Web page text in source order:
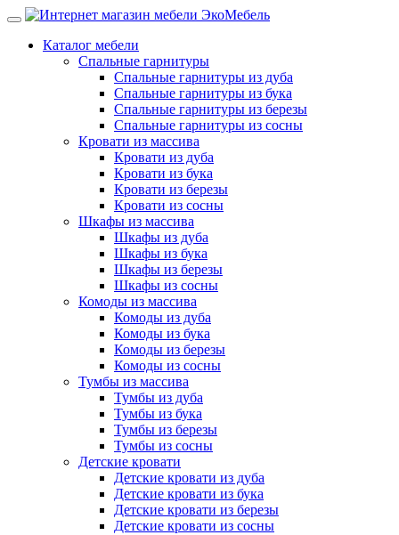
Каталог мебели
Спальные гарнитуры
Спальные гарнитуры из дуба
Спальные гарнитуры из бука
Спальные гарнитуры из березы
Спальные гарнитуры из сосны
Кровати из массива
Кровати из дуба
Кровати из бука
Кровати из березы
Кровати из сосны
Шкафы из массива
Шкафы из дуба
Шкафы из бука
Шкафы из березы
Шкафы из сосны
Комоды из массива
Комоды из дуба
Комоды из бука
Комоды из березы
Комоды из сосны
Тумбы из массива
Тумбы из дуба
Тумбы из бука
Тумбы из березы
Тумбы из сосны
Детские кровати
Детские кровати из дуба
Детские кровати из бука
Детские кровати из березы
Детские кровати из сосны